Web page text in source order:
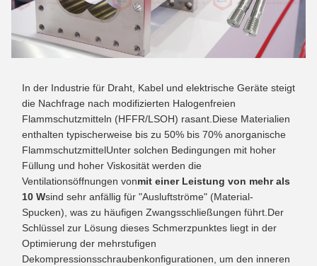
In der Industrie für Draht, Kabel und elektrische Geräte steigt
die Nachfrage nach modifizierten Halogenfreien
Flammschutzmitteln (HFFR/LSOH) rasant.Diese Materialien
enthalten typischerweise bis zu 50% bis 70% anorganische
FlammschutzmittelUnter solchen Bedingungen mit hoher
Füllung und hoher Viskosität werden die
Ventilationsöffnungen vonmit einer Leistung von mehr als
10 Wsind sehr anfällig für "Ausluftströme" (Material-
Spucken), was zu häufigen Zwangsschließungen führt.Der
Schlüssel zur Lösung dieses Schmerzpunktes liegt in der
Optimierung der mehrstufigen
Dekompressionsschraubenkonfigurationen, um den inneren